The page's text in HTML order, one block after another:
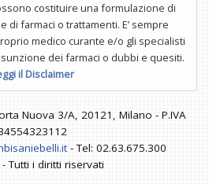
costituire una formulazione di
di farmaci o trattamenti. E’ sempre
medico curante e/o gli specialisti
dei farmaci o dubbi e quesiti.
il Disclaimer
Nuova 3/A, 20121, Milano - P.IVA
- Tel: 02.63.675.300
Tutti i diritti riservati